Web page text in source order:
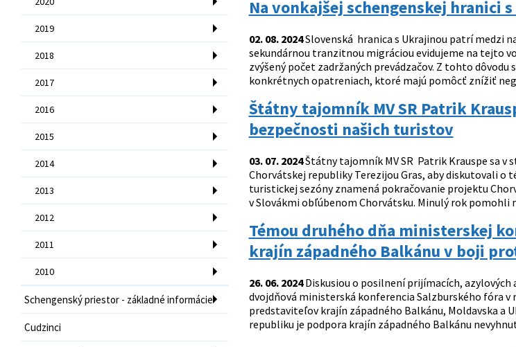
2019
2018
2017
2016
2015
2014
2013
2012
2011
2010
Schengenský priestor - základné informácie
Cudzinci
Na vonkajšej schengenskej hranici
02. 08. 2024Slovenská hranica s Ukrajinou patrí medzi
sekundárnou tranzitnou migráciou evidujeme na tejto
zvýšený počet zadržaných prevádzačov. Z tohto
konkrétnych opatreniach, ktoré majú pomôcť znížiť
Štátny tajomník MV SR Patrik
bezpečnosti našich turistov
03. 07. 2024Štátny tajomník MV SR Patrik Krauspe sa v
Chorvátskej republiky Terezijou Gras, aby diskutovali
turistickej sezóny znamená pokračovanie projektu
v Slovákmi obľúbenom Chorvátsku. Minulý rok
Témou druhého dňa ministerskej
krajín západného Balkánu v boji
26. 06. 2024Diskusiou o posilnení prijímacích, azylových
dvojdňová ministerská konferencia Salzburského fóra
predstaviteľov krajín západného Balkánu, Moldavska a
republiku je podpora krajín západného Balkánu